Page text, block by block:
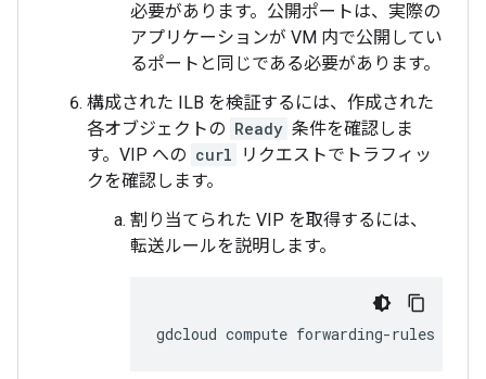
必要があります。公開ポートは、実際の
アプリケーションが VM 内で公開してい
るポートと同じである必要があります。
構成された ILB を検証するには、作成された
各オブジェクトの Ready 条件を確認しま
す。VIP への curl
リクエストでトラフィッ
クを確認します。
割り当てられた VIP を取得するには、
転送ルールを説明します。
gdcloud compute forwarding-rules